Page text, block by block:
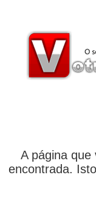
A página que
encontrada.